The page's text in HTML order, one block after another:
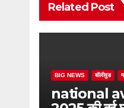
Related Post
BIG NEWS बॉलीवुड
national